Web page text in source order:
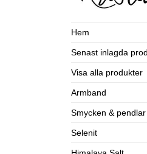
Hem
Senast inlagda
Visa alla produkter
Armband
Smycken & pendlar
Selenit